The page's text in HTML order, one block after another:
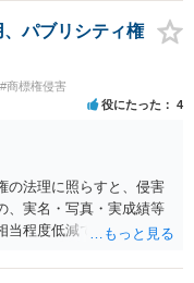
パブリシティ権
#商標権侵害
役にたった 4
の法理に照らすと、侵害
、実名・写真・実成績等
当程度低減できる設計に
合に「専ら顧客吸引力の